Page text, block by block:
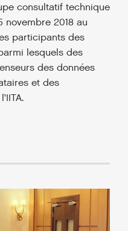
consultatif technique
novembre 2018 au
participants des
lesquels des
des données
et des